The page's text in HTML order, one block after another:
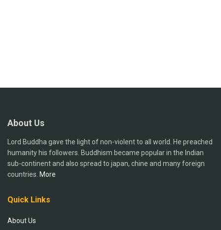
About Us
Lord Buddha gave the light of non-violent to all world. He preached
humanity his followers. Buddhism became popular in the Indian
sub-continent and also spread to japan, chine and many foreign
countries. More
Quick Links
About Us